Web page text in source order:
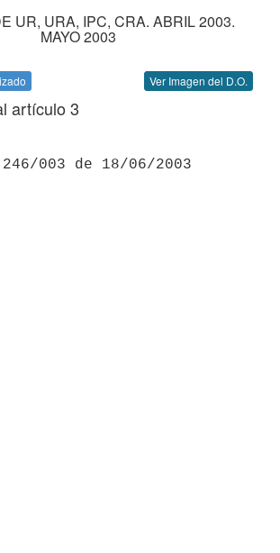
UR, URA, IPC, CRA. ABRIL 2003.
MAYO 2003
Ver Imagen del D.O.
artículo 3
003 de 18/06/2003